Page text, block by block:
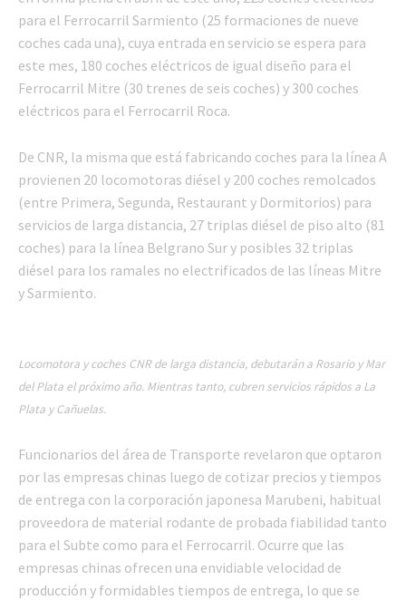
para el Ferrocarril Sarmiento (25 formaciones de nueve
coches cada una), cuya entrada en servicio se espera para
este mes, 180 coches eléctricos de igual diseño para el
Ferrocarril Mitre (30 trenes de seis coches) y 300 coches
eléctricos para el Ferrocarril Roca.
De CNR, la misma que está fabricando coches para la línea A
provienen 20 locomotoras diésel y 200 coches remolcados
(entre Primera, Segunda, Restaurant y Dormitorios) para
servicios de larga distancia, 27 triplas diésel de piso alto (81
coches) para la línea Belgrano Sur y posibles 32 triplas
diésel para los ramales no electrificados de las líneas Mitre
y Sarmiento.
Locomotora y coches CNR de larga distancia, debutarán a Rosario y Mar
del Plata el próximo año. Mientras tanto, cubren servicios rápidos a La
Plata y Cañuelas.
Funcionarios del área de Transporte revelaron que optaron
por las empresas chinas luego de cotizar precios y tiempos
de entrega con la corporación japonesa Marubeni, habitual
proveedora de material rodante de probada fiabilidad tanto
para el Subte como para el Ferrocarril. Ocurre que las
empresas chinas ofrecen una envidiable velocidad de
producción y formidables tiempos de entrega, lo que se